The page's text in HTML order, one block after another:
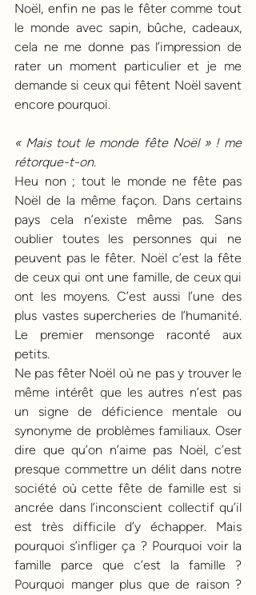
Noël, enfin ne pas le fêter comme tout
le monde avec sapin, bûche, cadeaux,
cela ne me donne pas l’impression de
rater un moment particulier et je me
demande si ceux qui fêtent Noël savent
encore pourquoi.
« Mais tout le monde fête Noël » ! me
rétorque-t-on.
Heu non ; tout le monde ne fête pas
Noël de la même façon. Dans certains
pays cela n’existe même pas. Sans
oublier toutes les personnes qui ne
peuvent pas le fêter. Noël c’est la fête
de ceux qui ont une famille, de ceux qui
ont les moyens. C’est aussi l’une des
plus vastes supercheries de l’humanité.
Le premier mensonge raconté aux
petits.
Ne pas fêter Noël où ne pas y trouver le
même intérêt que les autres n’est pas
un signe de déficience mentale ou
synonyme de problèmes familiaux. Oser
dire que qu’on n’aime pas Noël, c’est
presque commettre un délit dans notre
société où cette fête de famille est si
ancrée dans l’inconscient collectif qu’il
est très difficile d’y échapper. Mais
pourquoi s’infliger ça ? Pourquoi voir la
famille parce que c’est la famille ?
Pourquoi manger plus que de raison ?